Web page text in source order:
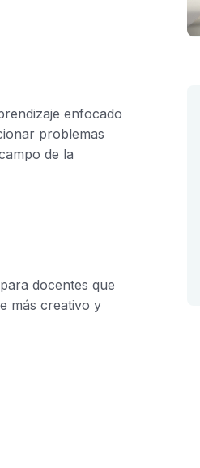
enfocado
problemas
de la
docentes que
más creativo y